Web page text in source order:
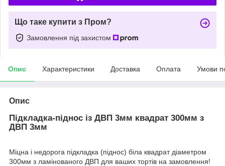
Що таке купити з Пром?
Замовлення під захистом
Опис Характеристики Доставка Оплата Умови
Опис
Підкладка-піднос із ДВП 3мм квадрат 300мм з
ДВП 3мм
Міцна і недорога підкладка (піднос) біла квадрат діаметром
300мм з ламінованого ДВП для ваших тортів на замовлення!